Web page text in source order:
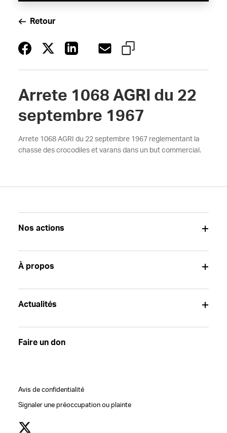
Retour
Arrete 1068 AGRI du 22
septembre 1967
Arrete 1068 AGRI du 22 septembre 1967 reglementant la
chasse des crocodiles et varans dans un but commercial.
Nos actions
À propos
Actualités
Faire un don
Avis de confidentialité
Signaler une préoccupation ou plainte